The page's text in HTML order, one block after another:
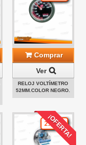
Comprar
Ver
RELOJ VOLTÍMETRO
52MM.COLOR NEGRO.
¡OFERTA!
29,00 €